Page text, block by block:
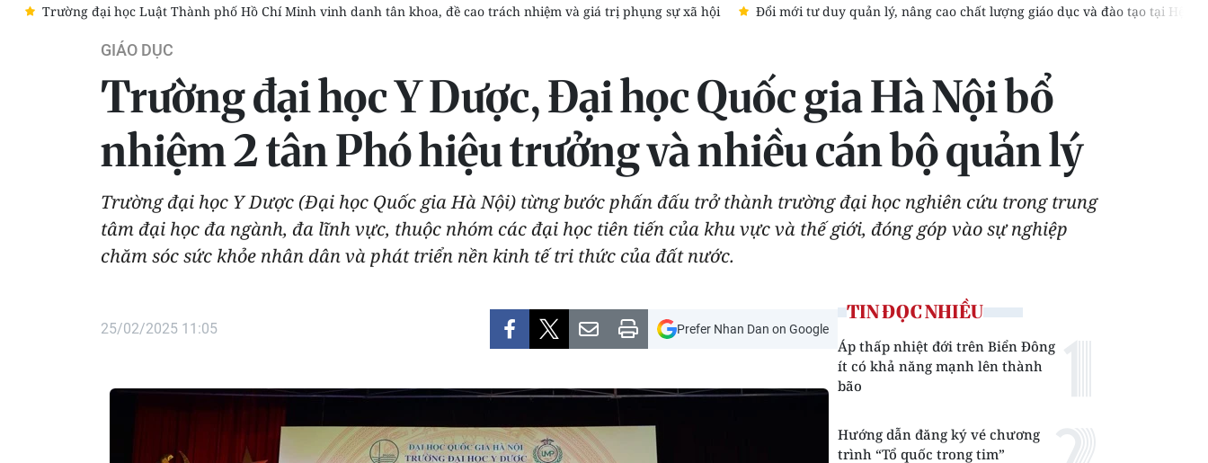
Trường đại học Luật Thành phố Hồ Chí Minh vinh danh tân khoa, đề cao trách nhiệm và giá trị phụng sự xã hội Đổi mới tư duy quản lý, nâng cao chất lượng giáo dục và đào tạo tại Hệ 2,
GIÁO DỤC
Trường đại học Y Dược, Đại học Quốc gia Hà Nội bổ
nhiệm 2 tân Phó hiệu trưởng và nhiều cán bộ quản lý
Trường đại học Y Dược (Đại học Quốc gia Hà Nội) từng bước phấn đấu trở thành trường đại học nghiên cứu trong trung
tâm đại học đa ngành, đa lĩnh vực, thuộc nhóm các đại học tiên tiến của khu vực và thế giới, đóng góp vào sự nghiệp
chăm sóc sức khỏe nhân dân và phát triển nền kinh tế tri thức của đất nước.
25/02/2025 11:05 Prefer Nhan Dan on Google
TIN ĐỌC NHIỀU
Áp thấp nhiệt đới trên Biển Đông
ít có khả năng mạnh lên thành
bão
Hướng dẫn đăng ký vé chương
trình “Tổ quốc trong tim”